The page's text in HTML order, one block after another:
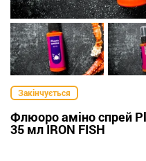
Закінчується
Флюоро аміно спрей
35 мл IRON FISH